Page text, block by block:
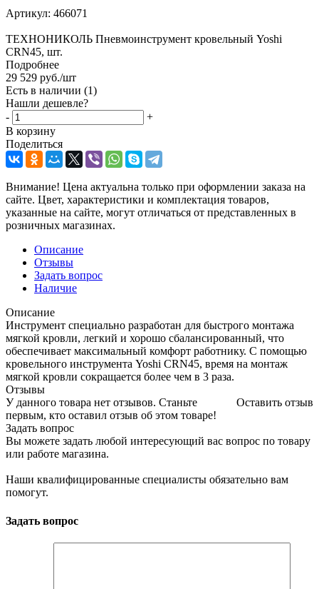
Артикул: 466071
ТЕХНОНИКОЛЬ Пневмоинструмент кровельный Yoshi
CRN45, шт.
Подробнее
29 529 руб./шт
Есть в наличии (1)
Нашли дешевле?
-
+
В корзину
Поделиться
Внимание! Цена актуальна только при оформлении заказа на
сайте. Цвет, характеристики и комплектация товаров,
указанные на сайте, могут отличаться от представленных в
розничных магазинах.
Описание
Отзывы
Задать вопрос
Наличие
Описание
Инструмент специально разработан для быстрого монтажа
мягкой кровли, легкий и хорошо сбалансированный, что
обеспечивает максимальный комфорт работнику. С помощью
кровельного инструмента Yoshi CRN45, время на монтаж
мягкой кровли сокращается более чем в 3 раза.
Отзывы
Оставить отзыв
У данного товара нет отзывов. Станьте
первым, кто оставил отзыв об этом товаре!
Задать вопрос
Вы можете задать любой интересующий вас вопрос по товару
или работе магазина.
Наши квалифицированные специалисты обязательно вам
помогут.
Задать вопрос